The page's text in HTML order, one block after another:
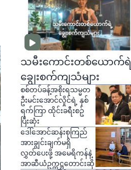
သမီးကောင်းတစ်ယောက်ရဲ့
ချွေးစက်ကျသံများ
စစ်တပ်ခန့်အစိုးရသမ္မတ
ဦးမင်းအောင်လှိုင်ရဲ့ နှစ်
ရက်ကြာ ထိုင်းခရီးစဥ်
ပြီးဆုံး
ဒေါ်အောင်ဆန်းစုကြည်
အားချွင်းချက်မရှိ
လွှတ်ပေးဖို့ အမေရိကန်နဲ့
အာဆီယံဥက္ကဋ္ဌတောင်းဆို